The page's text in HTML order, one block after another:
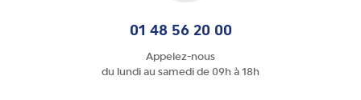
01 48 56 20 00
Appelez-nous
du lundi au samedi de 09h à 18h